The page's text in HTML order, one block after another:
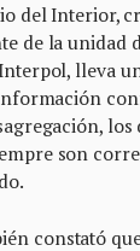
del Interior,
de la unidad
lleva
los
son
constató